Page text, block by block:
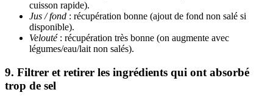
cuisson rapide).
Jus / fond : récupération bonne (ajout de fond non salé si
disponible).
Velouté: récupération très bonne (on augmente avec
légumes/eau/lait non salés).
9. Filtrer et retirer les ingrédients qui ont absorbé
trop de sel